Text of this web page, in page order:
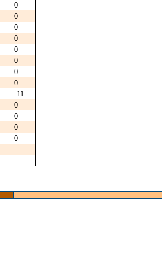
0
0
0
0
0
0
0
0
-11
0
0
0
0